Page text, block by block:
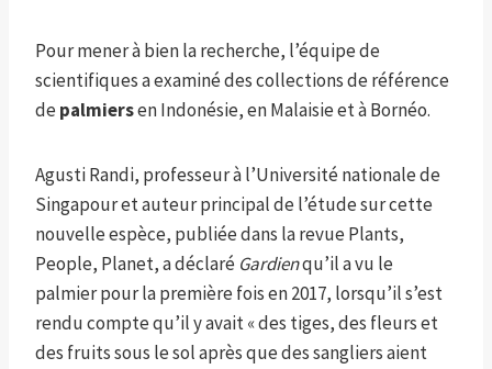
Pour mener à bien la recherche, l’équipe de
scientifiques a examiné des collections de référence
de palmiersen Indonésie, en Malaisie et à Bornéo.
Agusti Randi, professeur à l’Université nationale de
Singapour et auteur principal de l’étude sur cette
nouvelle espèce, publiée dans la revue Plants,
People, Planet, a déclaré Gardienqu’il a vu le
palmier pour la première fois en 2017, lorsqu’il s’est
rendu compte qu’il y avait « des tiges, des fleurs et
des fruits sous le sol après que des sangliers aient